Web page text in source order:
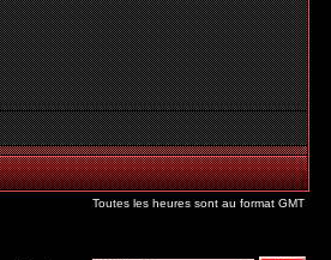
Toutes les heures sont au format GMT